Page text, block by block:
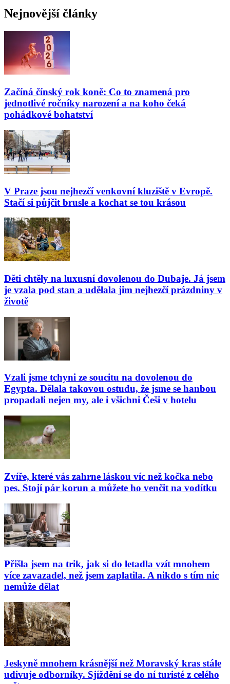
Nejnovější články
Začíná čínský rok koně: Co to znamená pro
jednotlivé ročníky narození a na koho čeká
pohádkové bohatství
V Praze jsou nejhezčí venkovní kluziště v Evropě.
Stačí si půjčit brusle a kochat se tou krásou
Děti chtěly na luxusní dovolenou do Dubaje. Já jsem
je vzala pod stan a udělala jim nejhezčí prázdniny v
životě
Vzali jsme tchyni ze soucitu na dovolenou do
Egypta. Dělala takovou ostudu, že jsme se hanbou
propadali nejen my, ale i všichni Češi v hotelu
Zvíře, které vás zahrne láskou víc než kočka nebo
pes. Stojí pár korun a můžete ho venčit na vodítku
Přišla jsem na trik, jak si do letadla vzít mnohem
více zavazadel, než jsem zaplatila. A nikdo s tím nic
nemůže dělat
Jeskyně mnohem krásnější než Moravský kras stále
udivuje odborníky. Sjíždění se do ní turisté z celého